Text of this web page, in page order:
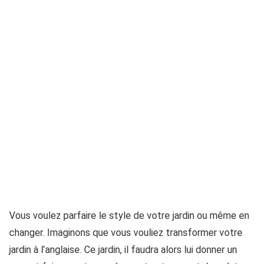
Vous voulez parfaire le style de votre jardin ou même en
changer. Imaginons que vous vouliez transformer votre
jardin à l’anglaise. Ce jardin, il faudra alors lui donner un